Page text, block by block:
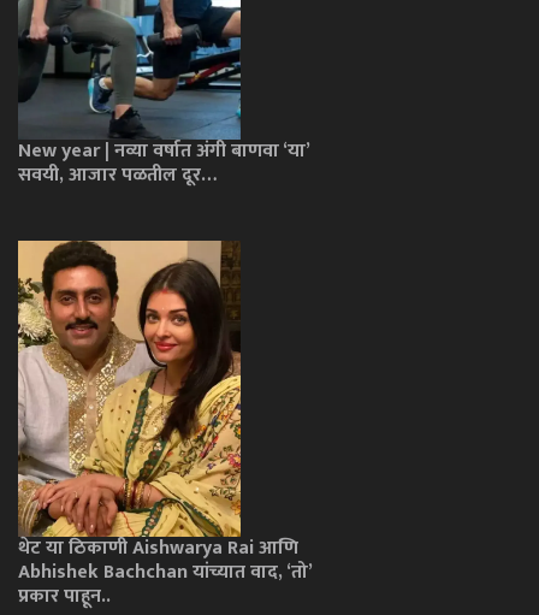
New year | नव्या वर्षात अंगी बाणवा ‘या’
सवयी, आजार पळतील दूर…
थेट या ठिकाणी Aishwarya Rai आणि
Abhishek Bachchan यांच्यात वाद, ‘तो’
प्रकार पाहून..